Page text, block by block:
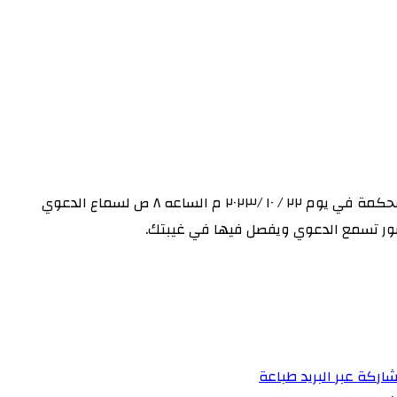
بما ان زينب محمد يعقوب قد رفعت عليك دعوي شرعيه بخصوص طلاق للهجر فانت مكلف بموجب هذا الإعلان بالحضور أمام هذه المحكمة في يوم ٢٢ / ١٠ /٢٠٢٣ م الساعه ٨ ص لسماع الدعوي
تسمع الدعوي ويفصل فيها في غيبتك.
عبر البريدطباعة